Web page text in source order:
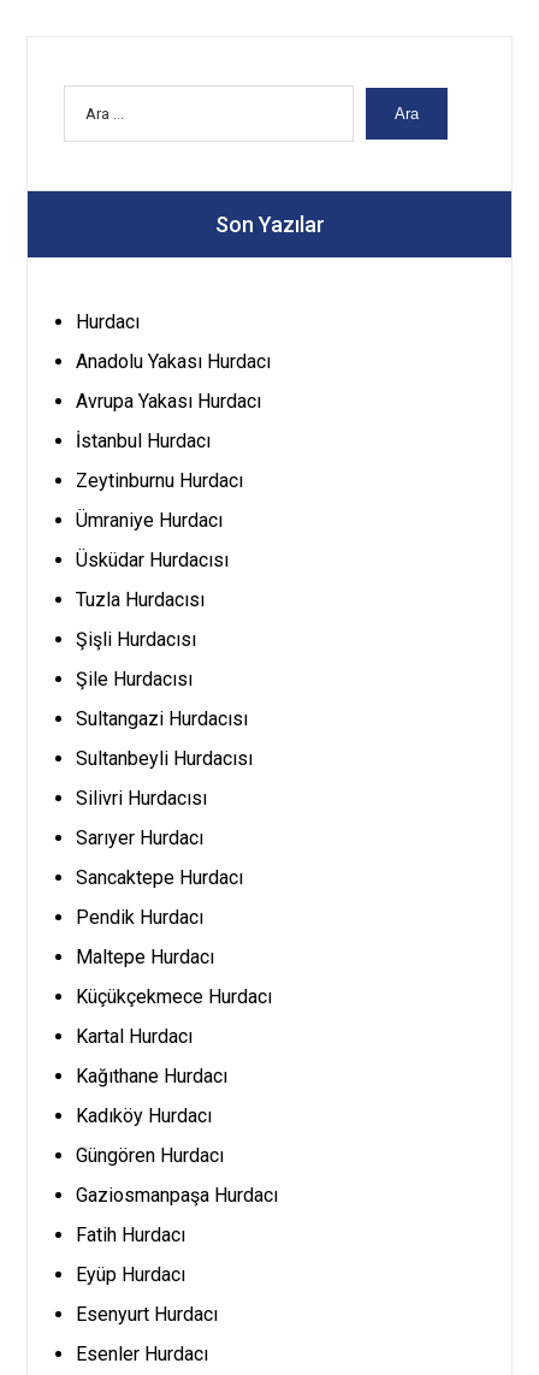
Ara
Son Yazılar
Hurdacı
Anadolu Yakası Hurdacı
Avrupa Yakası Hurdacı
İstanbul Hurdacı
Zeytinburnu Hurdacı
Ümraniye Hurdacı
Üsküdar Hurdacısı
Tuzla Hurdacısı
Şişli Hurdacısı
Şile Hurdacısı
Sultangazi Hurdacısı
Sultanbeyli Hurdacısı
Silivri Hurdacısı
Sarıyer Hurdacı
Sancaktepe Hurdacı
Pendik Hurdacı
Maltepe Hurdacı
Küçükçekmece Hurdacı
Kartal Hurdacı
Kağıthane Hurdacı
Kadıköy Hurdacı
Güngören Hurdacı
Gaziosmanpaşa Hurdacı
Fatih Hurdacı
Eyüp Hurdacı
Esenyurt Hurdacı
Esenler Hurdacı